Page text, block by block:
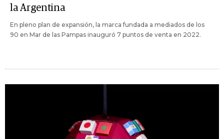
la Argentina
En pleno plan de expansión, la marca fundada a mediados de los
90 en Mar de las Pampas inauguró 7 puntos de venta en 2022.